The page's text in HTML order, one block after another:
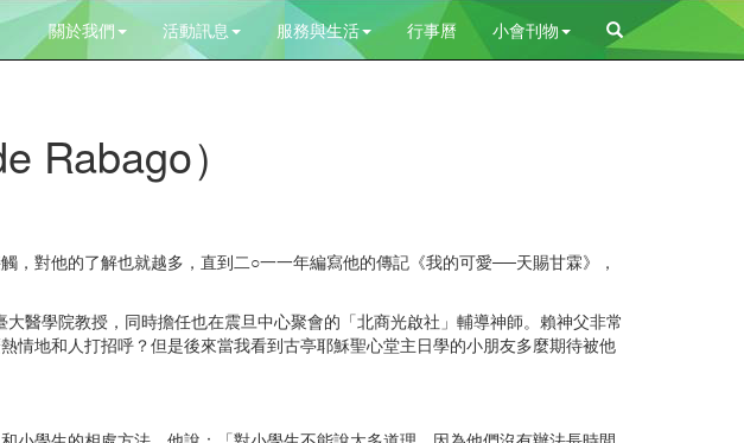
關於我們 活動訊息 服務與生活 行事曆 小會刊物
Rabago）
對他的了解也就越多，直到二○一一年編寫他的傳記《我的可愛──天賜甘霖》，
學院教授，同時擔任也在震旦中心聚會的「北商光啟社」輔導神師。賴神父非常
地和人打招呼？但是後來當我看到古亭耶穌聖心堂主日學的小朋友多麼期待被他